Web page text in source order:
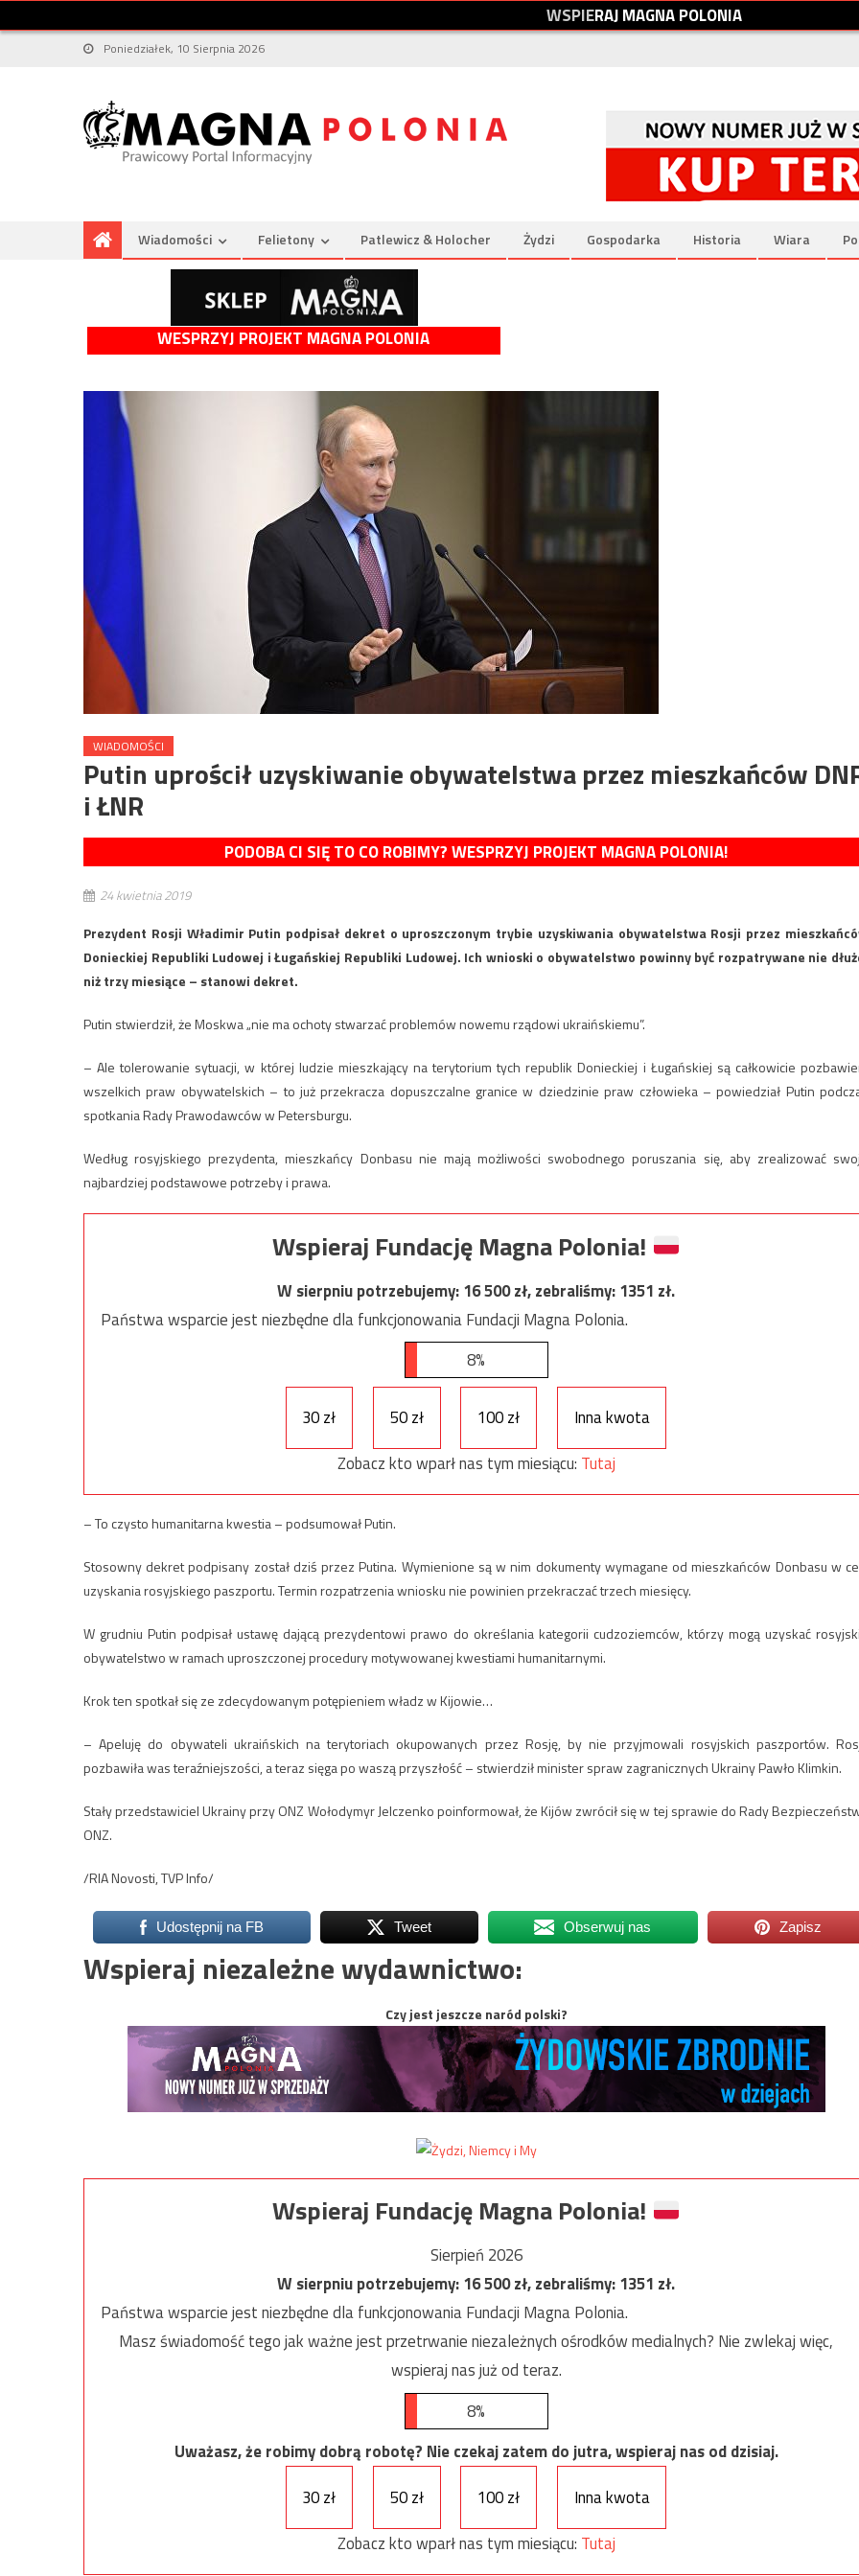
WSPIERAJMAGNAPOLONIA
Poniedziałek, 10 Sierpnia 2026
Wiadomości Felietony Patlewicz & Holocher Żydzi Gospodarka Historia Wiara
WESPRZYJ PROJEKT MAGNA POLONIA
WIADOMOŚCI
Putin uprościł uzyskiwanie obywatelstwa przez mieszkańców
i ŁNR
PODOBA CI SIĘ TO CO ROBIMY? WESPRZYJ PROJEKT MAGNA POLONIA!
24 kwietnia 2019
Prezydent Rosji Władimir Putin podpisał dekret o uproszczonym trybie uzyskiwania obywatelstwa Rosji przez
Donieckiej Republiki Ludowej i Ługańskiej Republiki Ludowej. Ich wnioski o obywatelstwo powinny być rozpatrywane nie
niż trzy miesiące – stanowi dekret.
Putin stwierdził, że Moskwa „nie ma ochoty stwarzać problemów nowemu rządowi ukraińskiemu”.
– Ale tolerowanie sytuacji, w której ludzie mieszkający na terytorium tych republik Donieckiej i Ługańskiej są całkowicie
wszelkich praw obywatelskich – to już przekracza dopuszczalne granice w dziedzinie praw człowieka – powiedział Putin
spotkania Rady Prawodawców w Petersburgu.
Według rosyjskiego prezydenta, mieszkańcy Donbasu nie mają możliwości swobodnego poruszania się, aby zrealizować
najbardziej podstawowe potrzeby i prawa.
Wspieraj Fundację Magna Polonia!
W sierpniu potrzebujemy:16 500zł, zebraliśmy:1351 zł.
Państwa wsparcie jest niezbędne dla funkcjonowania Fundacji Magna Polonia.
8%
30 zł 50 zł 100 zł
Inna kwota
Zobacz kto wparł nas tym miesiącu: Tutaj
– To czysto humanitarna kwestia – podsumował Putin.
Stosowny dekret podpisany został dziś przez Putina. Wymienione są w nim dokumenty wymagane od mieszkańców Donbasu w
uzyskania rosyjskiego paszportu. Termin rozpatrzenia wniosku nie powinien przekraczać trzech miesięcy.
W grudniu Putin podpisał ustawę dającą prezydentowi prawo do określania kategorii cudzoziemców, którzy mogą uzyskać
obywatelstwo w ramach uproszczonej procedury motywowanej kwestiami humanitarnymi.
Krok ten spotkał się ze zdecydowanym potępieniem władz w Kijowie…
– Apeluję do obywateli ukraińskich na terytoriach okupowanych przez Rosję, by nie przyjmowali rosyjskich paszportów.
pozbawiła was teraźniejszości, a teraz sięga po waszą przyszłość – stwierdził minister spraw zagranicznych Ukrainy Pawło Klimkin.
Stały przedstawiciel Ukrainy przy ONZ Wołodymyr Jelczenko poinformował, że Kijów zwrócił się w tej sprawie do Rady
ONZ.
/RIA Novosti, TVP Info/
Udostępnij na FB Tweet Obserwuj nas Zapisz
Wspieraj niezależne wydawnictwo:
Czy jest jeszcze naród polski?
Wspieraj Fundację Magna Polonia!
Sierpień 2026
W sierpniu potrzebujemy:16 500zł, zebraliśmy:1351 zł.
Państwa wsparcie jest niezbędne dla funkcjonowania Fundacji Magna Polonia.
Masz świadomość tego jak ważne jest przetrwanie niezależnych ośrodków medialnych? Nie zwlekaj więc,
wspieraj nas już od teraz.
8%
Uważasz, że robimy dobrą robotę? Nie czekaj zatem do jutra, wspieraj nas od dzisiaj.
30 zł
50 zł 100 zł
Inna kwota
Zobacz kto wparł nas tym miesiącu: Tutaj